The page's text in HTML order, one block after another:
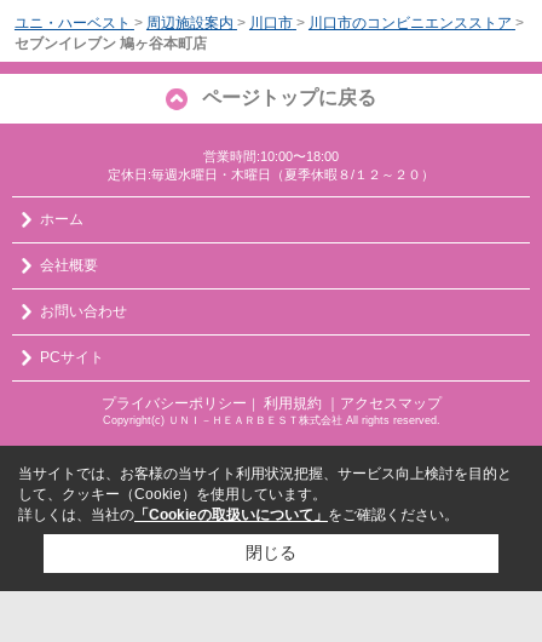
ユニ・ハーベスト > 周辺施設案内 > 川口市 > 川口市のコンビニエンスストア >
セブンイレブン 鳩ヶ谷本町店
ページトップに戻る
営業時間:10:00〜18:00
定休日:毎週水曜日・木曜日（夏季休暇８/１２～２０）
ホーム
会社概要
お問い合わせ
PCサイト
プライバシーポリシー ｜ 利用規約 ｜アクセスマップ
Copyright(c) ＵＮＩ－ＨＥＡＲＢＥＳＴ株式会社 All rights reserved.
当サイトでは、お客様の当サイト利用状況把握、サービス向上検討を目的と
して、クッキー（Cookie）を使用しています。
詳しくは、当社の 「Cookieの取扱いについて」 をご確認ください。
閉じる